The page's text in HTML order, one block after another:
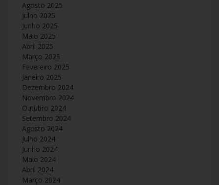
Agosto 2025
Julho 2025
Junho 2025
Maio 2025
Abril 2025
Março 2025
Fevereiro 2025
Janeiro 2025
Dezembro 2024
Novembro 2024
Outubro 2024
Setembro 2024
Agosto 2024
Julho 2024
Junho 2024
Maio 2024
Abril 2024
Março 2024